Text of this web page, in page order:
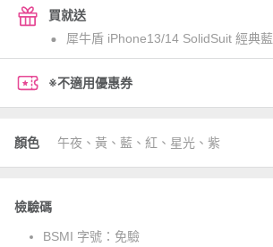
買就送
犀牛盾 iPhone13/14 SolidSuit 經典藍
※不適用優惠券
顏色 午夜、黃、藍、紅、星光、紫
檢驗碼
BSMI 字號： 免驗